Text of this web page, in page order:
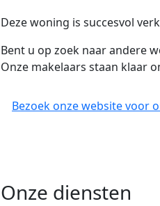
Deze woning is succesvol
Bent u op zoek naar andere
Onze makelaars staan klaar
Bezoek onze website voor
Onze diensten